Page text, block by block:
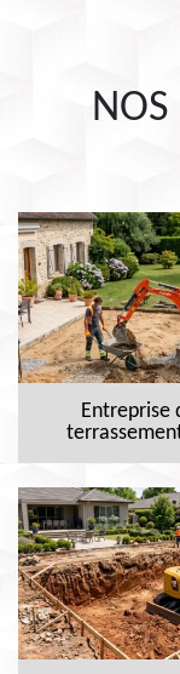
NOS
Entreprise